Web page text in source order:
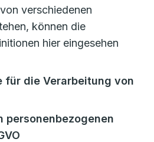
verschiedenen
können die
hier eingesehen
für die Verarbeitung von
personenbezogenen